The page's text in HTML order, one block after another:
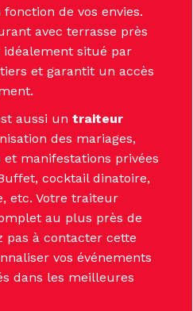
de vos envies.
avec terrasse près
idéalement situé par
et garantit un accès
aussi un traiteur
des mariages,
et manifestations privées
cocktail dinatoire,
etc. Votre traiteur
au plus près de
pas à contacter cette
vos événements
dans les meilleures